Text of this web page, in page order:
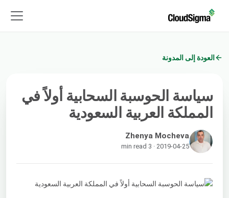
العودة إلى المدونة
سياسة الحوسبة السحابية أولاً في
المملكة العربية السعودية
Zhenya Mocheva
2019-04-25 · 3 min read